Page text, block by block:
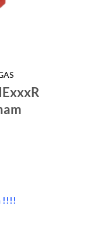
!!!!